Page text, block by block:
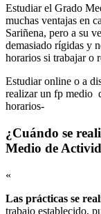
Estudiar el Grado
muchas ventajas en
Sariñena, pero a su
demasiado rígidas y
horarios si trabajar o
Estudiar online o a
realizar un fp medio
horarios-
¿Cuándo se
Medio de
«
Las prácticas se
trabajo establecido,